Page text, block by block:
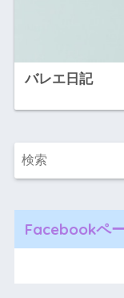
バレエ日記
Facebookペ